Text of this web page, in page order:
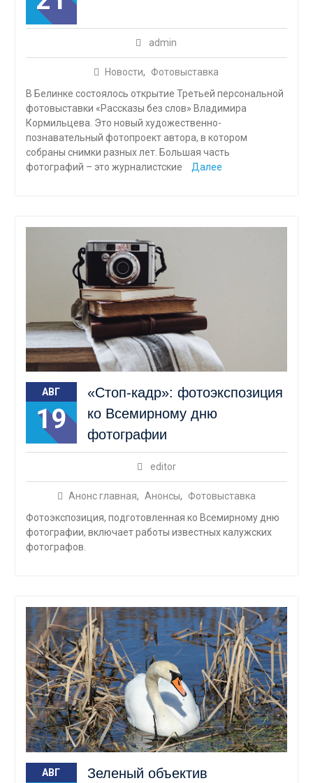
admin
Новости,
Фотовыставка
В Белинке состоялось открытие Третьей персональной
фотовыставки «Рассказы без слов» Владимира
Кормильцева. Это новый художественно-
познавательный фотопроект автора, в котором
собраны снимки разных лет. Большая часть
фотографий – это журналистские
Далее
АВГ
19
«Стоп-кадр»: фотоэкспозиция
ко Всемирному дню
фотографии
editor
Анонс главная, Анонсы,
Фотовыставка
Фотоэкспозиция, подготовленная ко Всемирному дню
фотографии, включает работы известных калужских
фотографов.
АВГ Зеленый объектив